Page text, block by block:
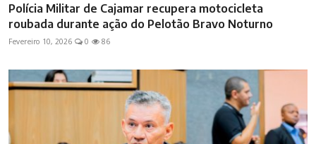
Polícia Militar de Cajamar recupera motocicleta
roubada durante ação do Pelotão Bravo Noturno
Fevereiro 10, 2026 0 86